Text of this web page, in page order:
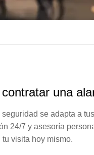
una
se adapta a
24/7 y asesoría
tu visita hoy mismo.